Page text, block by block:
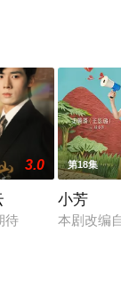
剧、电视猫
3.0
待
第18集
小芳
本剧改编